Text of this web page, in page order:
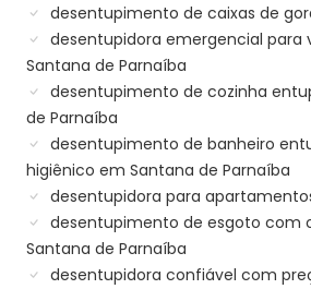
desentupimento de caixas de
desentupidora emergencial para
Santana de Parnaíba
desentupimento de cozinha
de Parnaíba
desentupimento de banheiro
higiênico em Santana de Parnaíba
desentupidora para
desentupimento de esgoto com
Santana de Parnaíba
desentupidora confiável com